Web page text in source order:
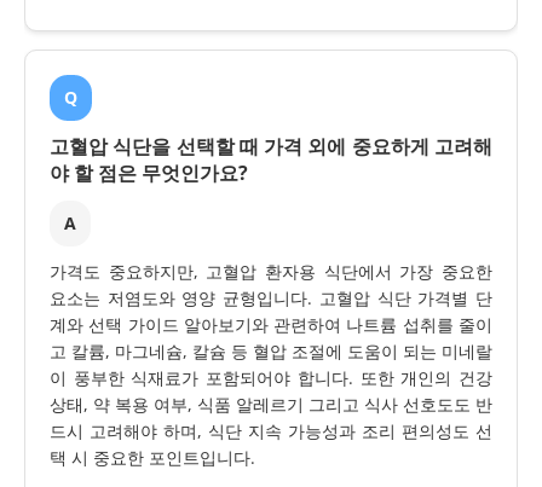
Q
고혈압 식단을 선택할 때 가격 외에 중요하게 고려해
야 할 점은 무엇인가요?
A
가격도 중요하지만, 고혈압 환자용 식단에서 가장 중요한
요소는 저염도와 영양 균형입니다. 고혈압 식단 가격별 단
계와 선택 가이드 알아보기와 관련하여 나트륨 섭취를 줄이
고 칼륨, 마그네슘, 칼슘 등 혈압 조절에 도움이 되는 미네랄
이 풍부한 식재료가 포함되어야 합니다. 또한 개인의 건강
상태, 약 복용 여부, 식품 알레르기 그리고 식사 선호도도 반
드시 고려해야 하며, 식단 지속 가능성과 조리 편의성도 선
택 시 중요한 포인트입니다.